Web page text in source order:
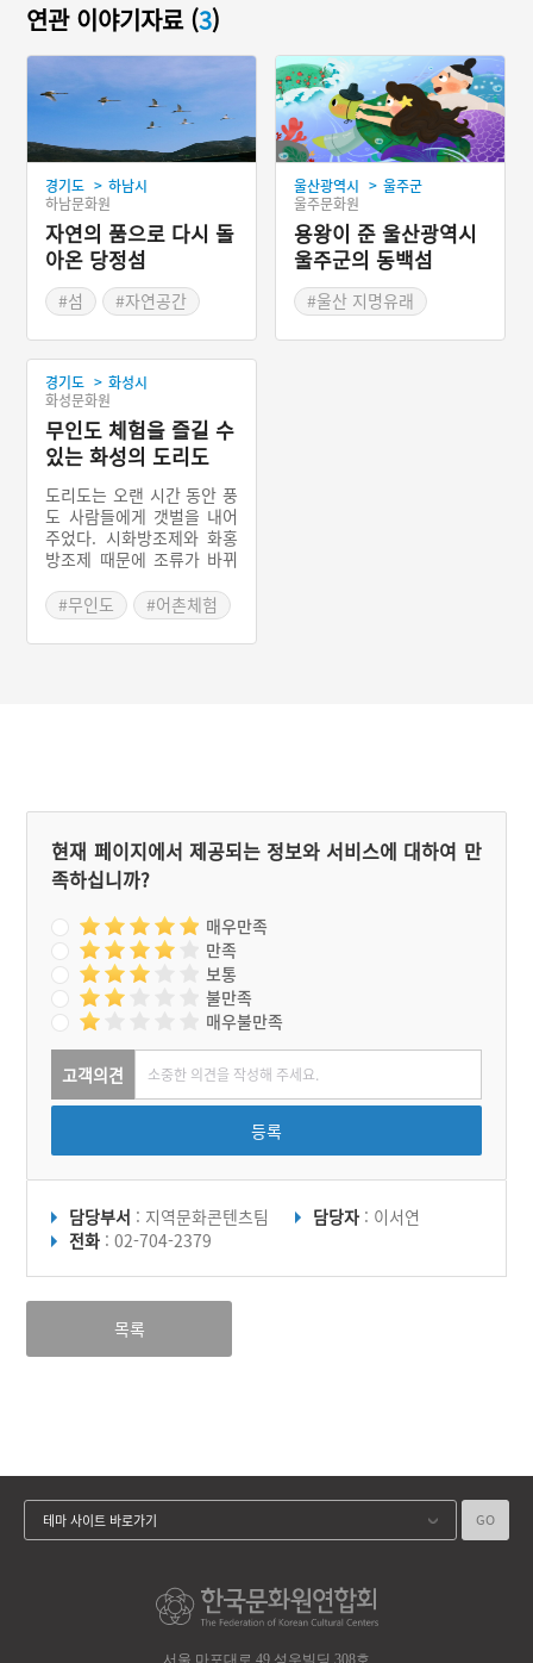
연관 이야기자료 (3)
경기도 > 하남시
하남문화원
자연의 품으로 다시 돌
아온 당정섬
#섬
#자연공간
울산광역시 > 울주군
울주문화원
용왕이 준 울산광역시
울주군의 동백섬
#울산 지명유래
경기도 > 화성시
화성문화원
무인도 체험을 즐길 수
있는 화성의 도리도
도리도는 오랜 시간 동안 풍
도 사람들에게 갯벌을 내어
주었다. 시화방조제와 화홍
방조제 때문에 조류가 바뀌
곳에 살던 생물들도 바뀌었
지만 그래도 갯벌은 바지락
과 같은 조개를 내어주는 주
도 무인도에서 먹고 자며 살
아보는 체험을 할 수 있다.
#무인도
#어촌체험
현재 페이지에서 제공되는 정보와 서비스에 대하여 만
족하십니까?
매우만족
만족
보통
불만족
매우불만족
고객의견
등록
담당부서 : 지역문화콘텐츠팀 담당자 : 이서연
전화 : 02-704-2379
목록
테마 사이트 바로가기 GO